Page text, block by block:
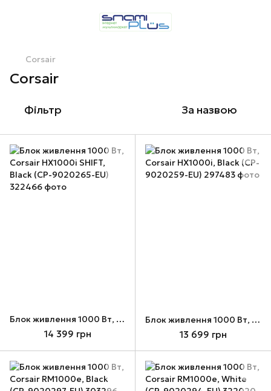
Corsair
Corsair
Фільтр За назвою
Блок живлення 1000 Вт, Corsair HX1000i SHIFT, Black (CP-9020265-EU)
14 399 грн
Блок живлення 1000 Вт, Corsair HX1000i, Black (CP-9020259-EU)
13 699 грн